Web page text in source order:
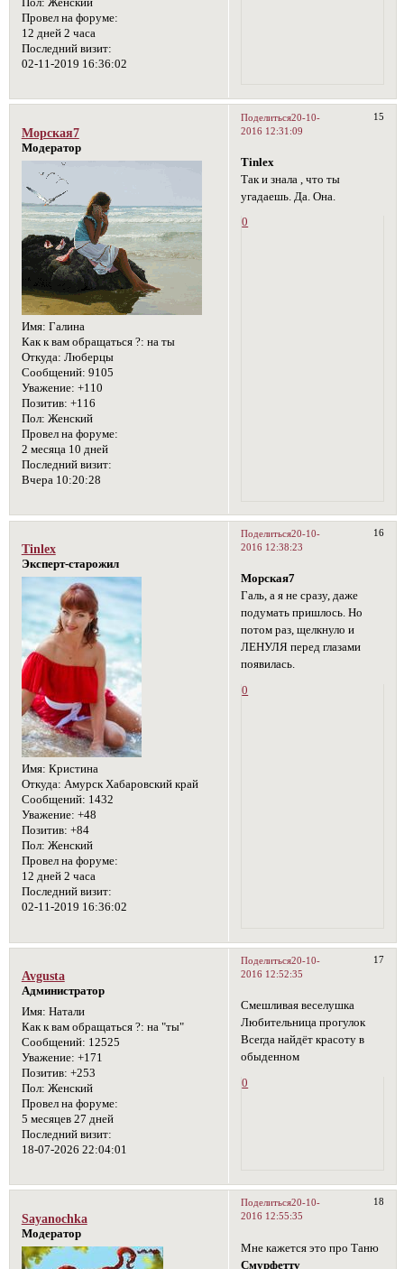
Провел на форуме:
12 дней 2 часа
Последний визит:
02-11-2019 16:36:02
Поделиться 15
20-10-
2016 12:31:09
Морская7
Модератор
Имя: Галина
Как к вам обращаться ?: на ты
Откуда: Люберцы
Сообщений: 9105
Уважение: +110
Позитив: +116
Пол: Женский
Провел на форуме:
2 месяца 10 дней
Последний визит:
Вчера 10:20:28
Tinlex
Так и знала , что ты
угадаешь. Да. Она.
0
Поделиться 16
20-10-
2016 12:38:23
Tinlex
Эксперт-старожил
Имя: Кристина
Откуда: Амурск Хабаровский край
Сообщений: 1432
Уважение: +48
Позитив: +84
Пол: Женский
Провел на форуме:
12 дней 2 часа
Последний визит:
02-11-2019 16:36:02
Морская7
Галь, а я не сразу, даже
подумать пришлось. Но
потом раз, щелкнуло и
ЛЕНУЛЯ перед глазами
появилась.
0
Поделиться 17
20-10-
2016 12:52:35
Avgusta
Администратор
Имя: Натали
Как к вам обращаться ?: на "ты"
Сообщений: 12525
Уважение: +171
Позитив: +253
Пол: Женский
Провел на форуме:
5 месяцев 27 дней
Последний визит:
18-07-2026 22:04:01
Смешливая веселушка
Любительница прогулок
Всегда найдёт красоту в
обыденном
0
Поделиться 18
20-10-
2016 12:55:35
Sayanochka
Модератор
Мне кажется это про Таню
Смурфетту